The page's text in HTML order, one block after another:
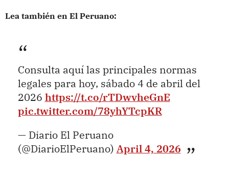
Lea también en El Peruano:
Consulta aquí las principales normas
legales para hoy, sábado 4 de abril del
2026 https://t.co/rTDwvheGnE
pic.twitter.com/78yhYTcpKR
— Diario El Peruano
(@DiarioElPeruano) April 4, 2026